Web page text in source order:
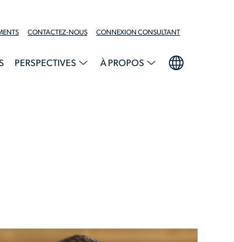
CONTACTEZ-NOUS CONNEXION CONSULTANT
PERSPECTIVES À PROPOS